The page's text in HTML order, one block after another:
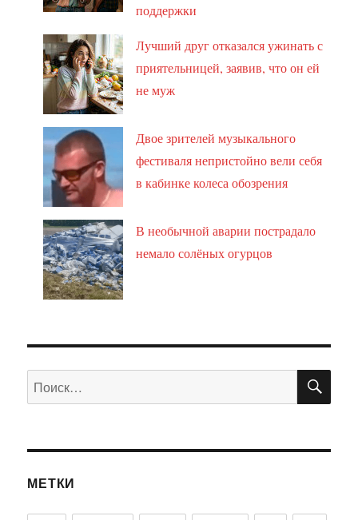
поддержки
Лучший друг отказался ужинать с
приятельницей, заявив, что он ей
не муж
Двое зрителей музыкального
фестиваля непристойно вели себя
в кабинке колеса обозрения
В необычной аварии пострадало
немало солёных огурцов
Искать:
МЕТКИ